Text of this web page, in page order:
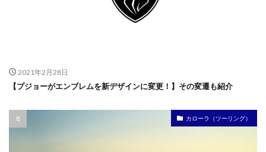
2021年2月28日
【プジョーがエンブレムを新デザインに変更！】その変遷も紹介
カローラ（ツーリング）